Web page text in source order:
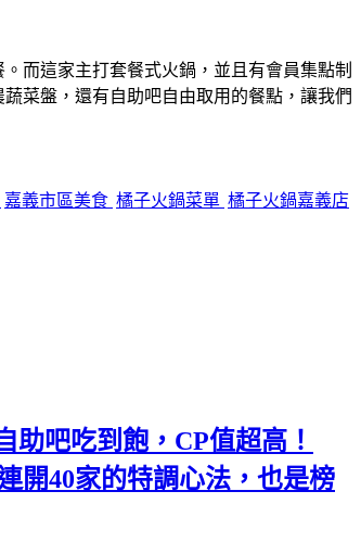
而這家主打套餐式火鍋，並且有會員集點制
菜盤，還有自助吧自由取用的餐點，讓我們
嘉義市區美食 橘子火鍋菜單 橘子火鍋嘉義店
助吧吃到飽，CP值超高！
開40家的特調心法，也是榜